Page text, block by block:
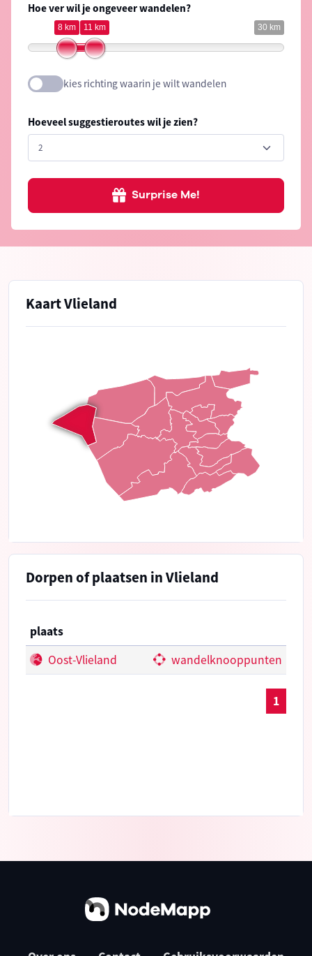
Hoe ver wil je ongeveer wandelen?
30 km
8 km 11 km
kies richting waarin je wilt wandelen
Hoeveel suggestieroutes wil je zien?
Surprise Me!
Kaart Vlieland
Dorpen of plaatsen in Vlieland
plaats
Oost-Vlieland
wandelknooppunten
1